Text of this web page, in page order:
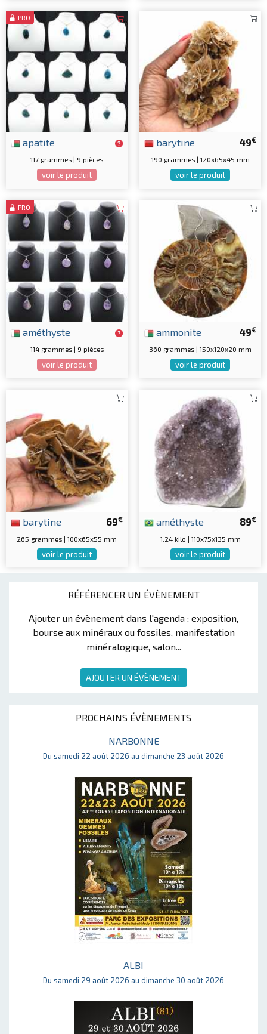
RÉFÉRENCER UN ÉVÈNEMENT
Ajouter un évènement dans l'agenda : exposition,
bourse aux minéraux ou fossiles, manifestation
minéralogique, salon...
AJOUTER UN ÉVÈNEMENT
PROCHAINS ÉVÈNEMENTS
NARBONNE
Du samedi 22 août 2026 au dimanche 23 août 2026
ALBI
Du samedi 29 août 2026 au dimanche 30 août 2026
PRO
apatite
117 grammes | 9 pièces
voir le produit
49€
barytine
190 grammes | 120x65x45 mm
voir le produit
PRO
améthyste
114 grammes | 9 pièces
voir le produit
49€
ammonite
360 grammes | 150x120x20 mm
voir le produit
69€
barytine
265 grammes | 100x65x55 mm
voir le produit
89€
améthyste
1.24 kilo | 110x75x135 mm
voir le produit